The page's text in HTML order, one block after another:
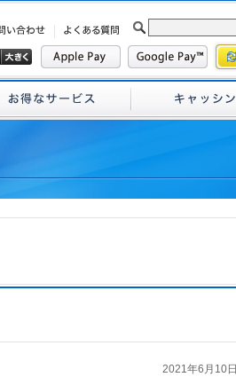
2021年6月10日